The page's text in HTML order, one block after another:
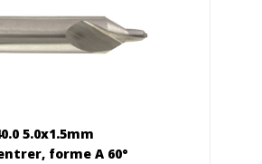
5.0x1.5mm
forme A 60°